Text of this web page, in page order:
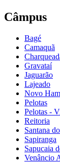
Câmpus
Bagé
Camaquã
Gravataí
Jaguarão
Lajeado
Novo
Pelotas
Pelotas -
Reitoria
Santana
Sapiranga
Sapucaia
Venâncio